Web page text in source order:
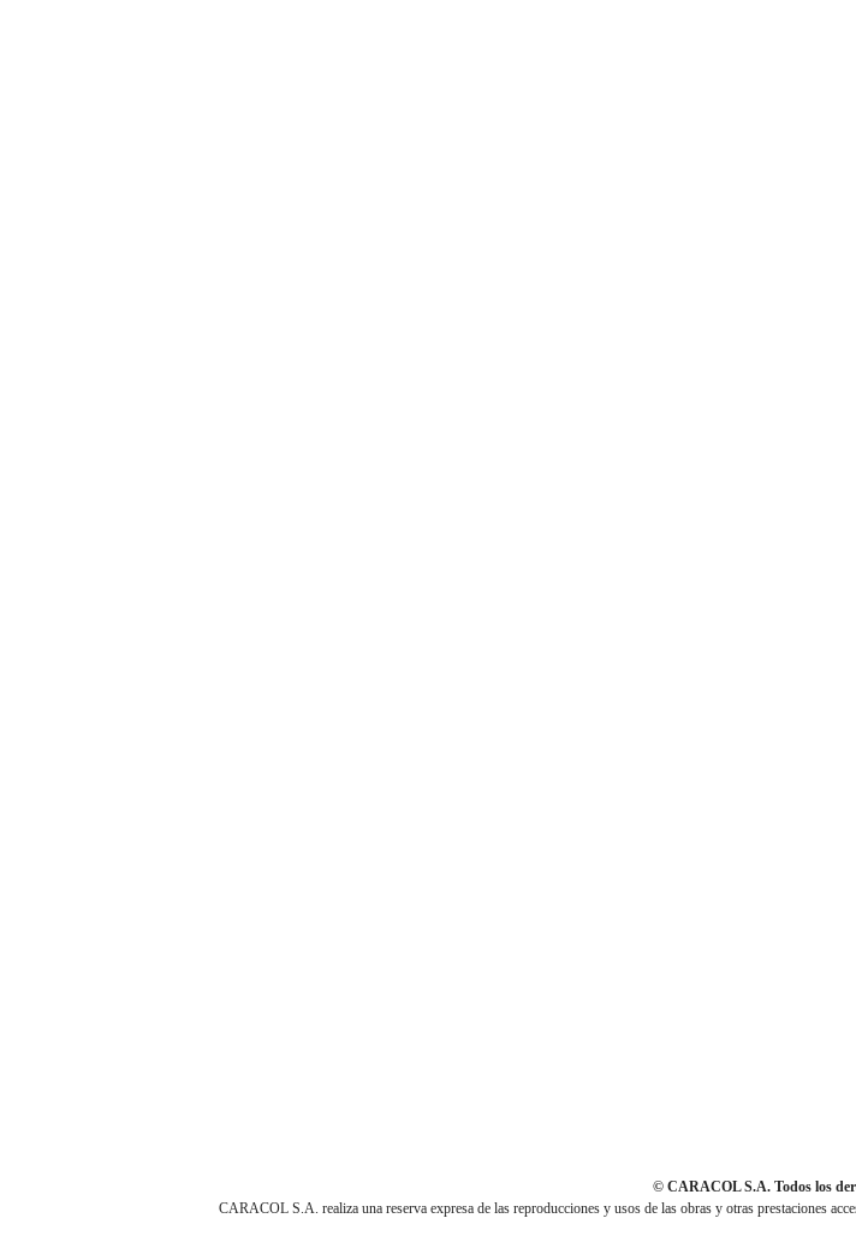
© CARACOL S.A. Todos los
CARACOL S.A. realiza una reserva expresa de las reproducciones y usos de las obras y otras prestaciones